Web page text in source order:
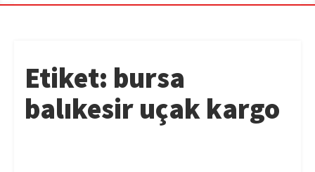
Etiket: bursa
balıkesir uçak kargo